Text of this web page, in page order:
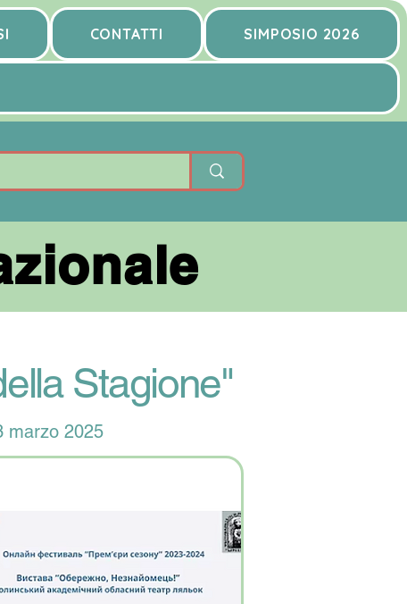
CONTATTI SIMPOSIO 2026
Stagione"
marzo 2025